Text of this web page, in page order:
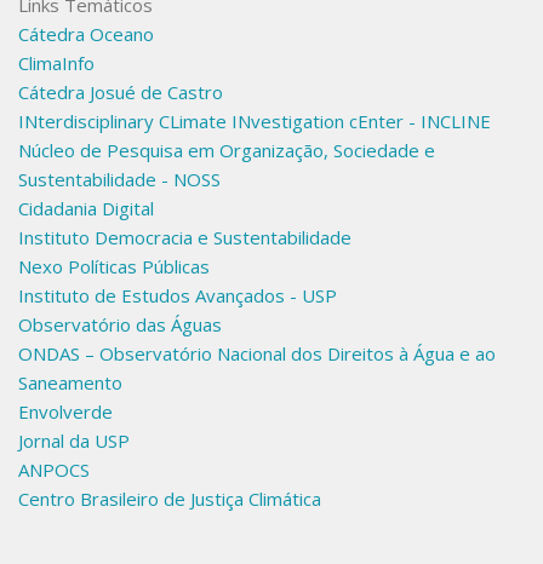
Cátedra Oceano
ClimaInfo
Cátedra Josué de Castro
INterdisciplinary CLimate INvestigation cEnter - INCLINE
Núcleo de Pesquisa em Organização, Sociedade e
Sustentabilidade - NOSS
Cidadania Digital
Instituto Democracia e Sustentabilidade
Nexo Políticas Públicas
Instituto de Estudos Avançados - USP
Observatório das Águas
ONDAS – Observatório Nacional dos Direitos à Água e ao
Saneamento
Envolverde
Jornal da USP
ANPOCS
Centro Brasileiro de Justiça Climática